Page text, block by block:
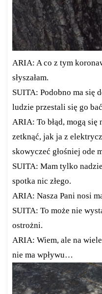
ARIA: A co z tym
słyszałam.
SUITA: Podobno ma się
ludzie przestali się go
ARIA: To błąd, mogą
zetknąć, jak ja z
skowyczeć głośniej ode
SUITA: Mam tylko
spotka nic złego.
ARIA: Nasza Pani nosi
SUITA: To może nie
ostrożni.
ARIA: Wiem, ale na
nie ma wpływu…